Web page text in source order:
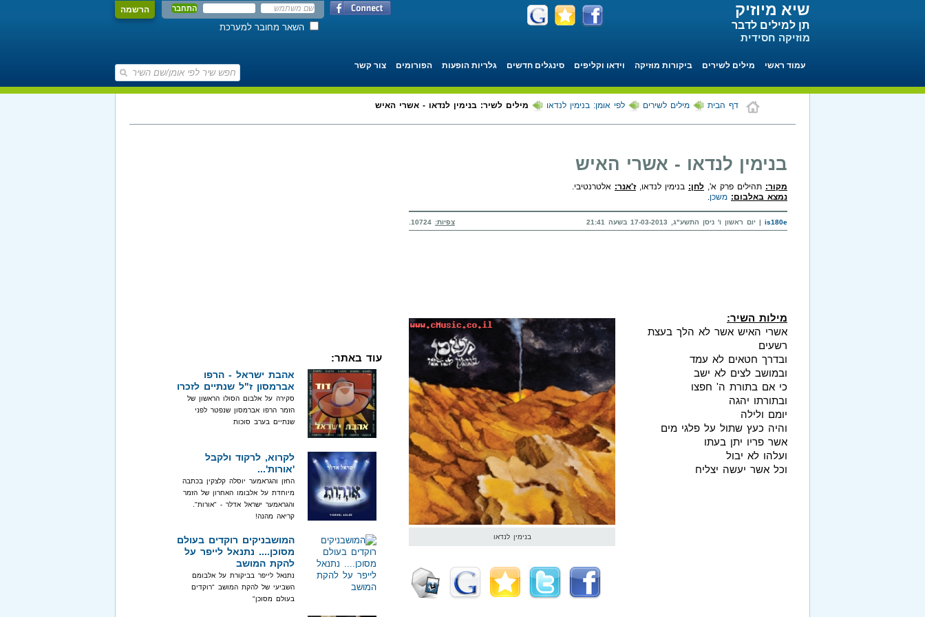
הרשמה
השאר מחובר למערכת
שיא מיוזיק
תן למילים לדבר
מוזיקה חסידית
עמוד ראשי מילים לשירים ביקורות מוזיקה וידאו וקליפים סינגלים חדשים גלריות הופעות הפורומים צור קשר
דף הבית מילים לשירים לפי אומן: בנימין לנדאו מילים לשיר: בנימין לנדאו - אשרי האיש
בנימין לנדאו - אשרי האיש
מקור: תהילים פרק א', לחן: בנימין לנדאו,ז'אנר: אלטרנטיבי.
נמצא באלבום: משכן
is180e | יום ראשון ו' ניסן התשע"ג, 17-03-2013 בשעה 21:41 צפיות:
בנימין לנדאו
מילות השיר:
אשרי האיש אשר לא הלך בעצת
רשעים
ובדרך חטאים לא עמד
ובמושב לצים לא ישב
כי אם בתורת ה' חפצו
ובתורתו יהגה
יומם ולילה
והיה כעץ שתול על פלגי מים
אשר פריו יתן בעתו
ועלהו לא יבול
וכל אשר יעשה יצליח
עוד באתר:
אהבת ישראל - הרפו
אברמסון ז"ל שנתיים לזכרו
סקירה על אלבום הסולו הראשון של
הזמר הרפו אברמסון שנפטר לפני
שנתיים בערב סוכות
לקרוא, לרקוד ולקבל
'אורות'...
החזן והגראמער יוסלה קלצקין בכתבה
מיוחדת על אלבומו האחרון של הזמר
והגראמער ישראל אדלר - "אורות".
קריאה מהנה!
המושבניקים רוקדים בעולם
מסוכן.... נתנאל לייפר על
להקת המושב
נתנאל לייפר בביקורת על אלבומם
השביעי של להקת המושב "רוקדים
בעולם מסוכן"